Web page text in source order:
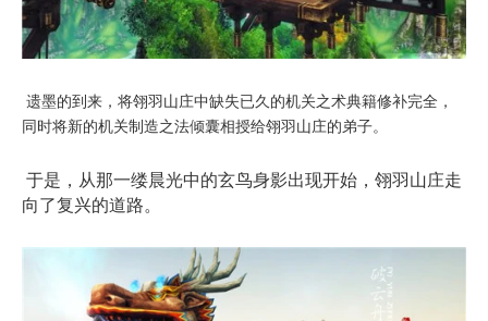
遗墨的到来，将翎羽山庄中缺失已久的机关之术典籍修补完全，
同时将新的机关制造之法倾囊相授给翎羽山庄的弟子。
于是，从那一缕晨光中的玄鸟身影出现开始，翎羽山庄走
向了复兴的道路。